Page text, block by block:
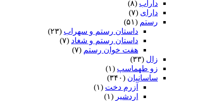
داراب (۸)
دارای (۷)
رستم (۵۱)
داستان رستم و سهراب (۲۳)
داستان رستم و شغاد (۷)
هفت خوان رستم‏ (۷)
زال (۳۳)
زو طهماسپ‏ (۱)
ساسانیان (۳۴۰)
آزرم دخت (۱)
اردشیر (۱)